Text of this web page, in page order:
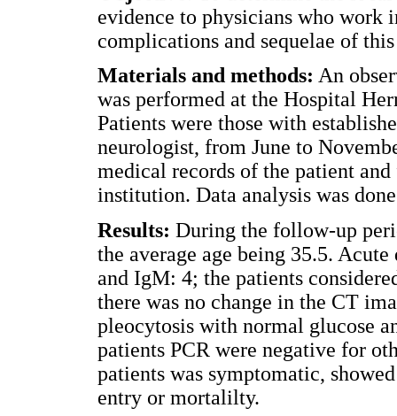
evidence to physicians who work
complications and sequelae of this
Materials and methods: An
was performed at the Hospital
Patients were those with
neurologist, from June to
medical records of the patient
institution. Data analysis was
Results: During the follow-up
the average age being 35.5.
and IgM: 4; the patients
there was no change in the CT
pleocytosis with normal glucose
patients PCR were negative for
patients was symptomatic,
entry or mortalilty.